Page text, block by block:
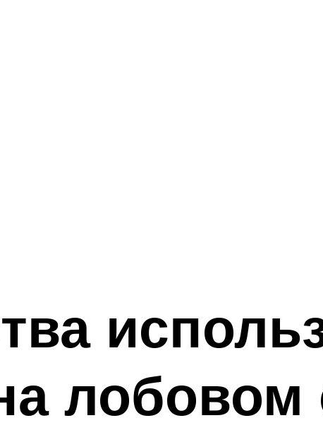
лобовом